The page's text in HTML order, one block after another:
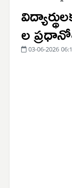
ల
03-06-2026